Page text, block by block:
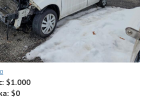
$1.000
$0